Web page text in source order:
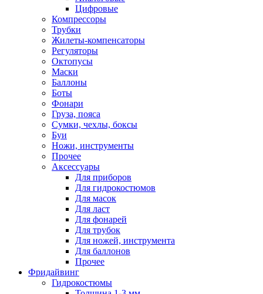
Цифровые
Компрессоры
Трубки
Жилеты-компенсаторы
Регуляторы
Октопусы
Маски
Баллоны
Боты
Фонари
Груза, пояса
Сумки, чехлы, боксы
Буи
Ножи, инструменты
Прочее
Аксессуары
Для приборов
Для гидрокостюмов
Для масок
Для ласт
Для фонарей
Для трубок
Для ножей, инструмента
Для баллонов
Прочее
Фридайвинг
Гидрокостюмы